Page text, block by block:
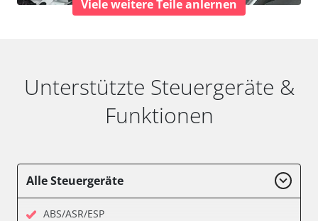
Viele weitere Teile anlernen
Unterstützte Steuergeräte &
Funktionen
Alle Steuergeräte
ABS/ASR/ESP